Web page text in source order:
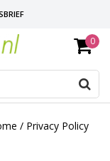
0
/ Privacy Policy